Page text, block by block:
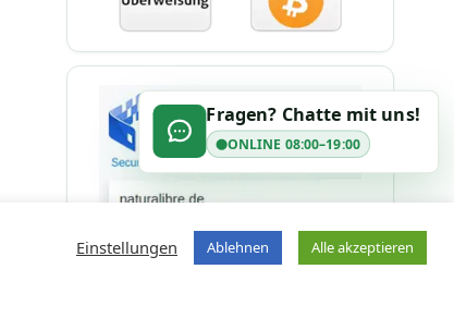
Einstellungen Ablehnen Alle akzeptieren
Fragen? Chatte mit uns!
ONLINE 08:00–19:00